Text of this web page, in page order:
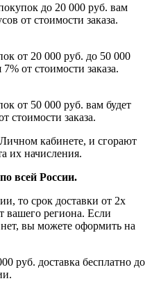
до 20 000 руб. вам
от стоимости заказа.
от 20 000 руб. до 50 000
от стоимости заказа.
от 50 000 руб. вам будет
стоимости заказа.
кабинете, и сгорают
их начисления.
всей России.
то срок доставки от 2х
вашего региона. Если
вы можете оформить на
руб. доставка бесплатно до